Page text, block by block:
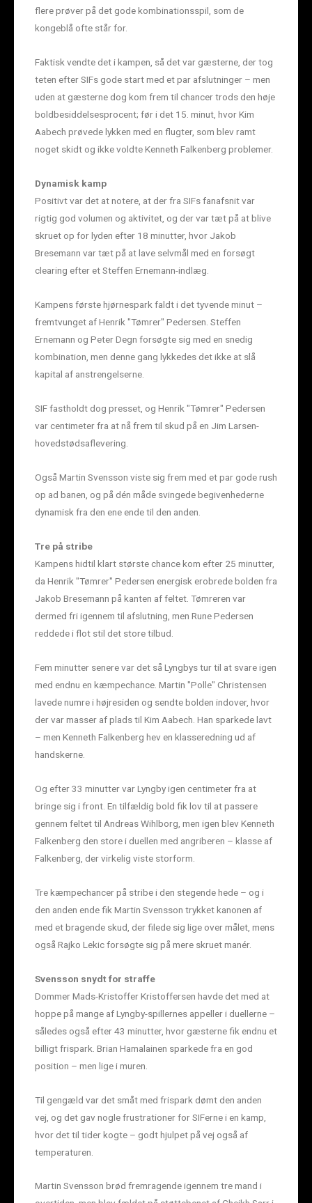
flere prøver på det gode kombinationsspil, som de
kongeblå ofte står for.
Faktisk vendte det i kampen, så det var gæsterne, der tog
teten efter SIFs gode start med et par afslutninger – men
uden at gæsterne dog kom frem til chancer trods den høje
boldbesiddelsesprocent; før i det 15. minut, hvor Kim
Aabech prøvede lykken med en flugter, som blev ramt
noget skidt og ikke voldte Kenneth Falkenberg problemer.
Dynamisk kamp
Positivt var det at notere, at der fra SIFs fanafsnit var
rigtig god volumen og aktivitet, og der var tæt på at blive
skruet op for lyden efter 18 minutter, hvor Jakob
Bresemann var tæt på at lave selvmål med en forsøgt
clearing efter et Steffen Ernemann-indlæg.
Kampens første hjørnespark faldt i det tyvende minut –
fremtvunget af Henrik "Tømrer" Pedersen. Steffen
Ernemann og Peter Degn forsøgte sig med en snedig
kombination, men denne gang lykkedes det ikke at slå
kapital af anstrengelserne.
SIF fastholdt dog presset, og Henrik "Tømrer" Pedersen
var centimeter fra at nå frem til skud på en Jim Larsen-
hovedstødsaflevering.
Også Martin Svensson viste sig frem med et par gode rush
op ad banen, og på dén måde svingede begivenhederne
dynamisk fra den ene ende til den anden.
Tre på stribe
Kampens hidtil klart største chance kom efter 25 minutter,
da Henrik "Tømrer" Pedersen energisk erobrede bolden fra
Jakob Bresemann på kanten af feltet. Tømreren var
dermed fri igennem til afslutning, men Rune Pedersen
reddede i flot stil det store tilbud.
Fem minutter senere var det så Lyngbys tur til at svare igen
med endnu en kæmpechance. Martin "Polle" Christensen
lavede numre i højresiden og sendte bolden indover, hvor
der var masser af plads til Kim Aabech. Han sparkede lavt
– men Kenneth Falkenberg hev en klasseredning ud af
handskerne.
Og efter 33 minutter var Lyngby igen centimeter fra at
bringe sig i front. En tilfældig bold fik lov til at passere
gennem feltet til Andreas Wihlborg, men igen blev Kenneth
Falkenberg den store i duellen med angriberen – klasse af
Falkenberg, der virkelig viste storform.
Tre kæmpechancer på stribe i den stegende hede – og i
den anden ende fik Martin Svensson trykket kanonen af
med et bragende skud, der filede sig lige over målet, mens
også Rajko Lekic forsøgte sig på mere skruet manér.
Svensson snydt for straffe
Dommer Mads-Kristoffer Kristoffersen havde det med at
hoppe på mange af Lyngby-spillernes appeller i duellerne –
således også efter 43 minutter, hvor gæsterne fik endnu et
billigt frispark. Brian Hamalainen sparkede fra en god
position – men lige i muren.
Til gengæld var det småt med frispark dømt den anden
vej, og det gav nogle frustrationer for SIFerne i en kamp,
hvor det til tider kogte – godt hjulpet på vej også af
temperaturen.
Martin Svensson brød fremragende igennem tre mand i